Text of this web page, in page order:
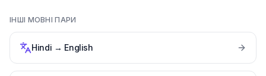
ІНШІ МОВНІ ПАРИ
Hindi → English